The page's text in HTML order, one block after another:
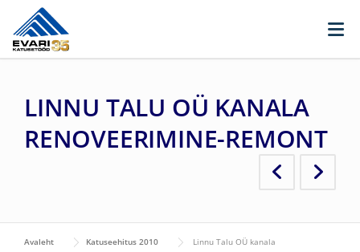
Skip to content
LINNU TALU OÜ KANALA
RENOVEERIMINE-REMONT
Avaleht Katuseehitus 2010
Linnu Talu OÜ kanala